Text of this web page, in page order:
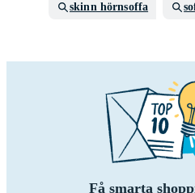
skinn hörnsoffa
Få smarta